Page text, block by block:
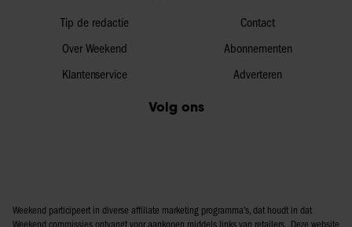
Tip de redactie
Over Weekend
Klantenservice
Contact
Abonnementen
Adverteren
Volg ons
Weekend participeert in diverse affiliate marketing programma’s, dat houdt in dat
Weekend commissies ontvangt voor aankopen middels links van retailers. Deze website